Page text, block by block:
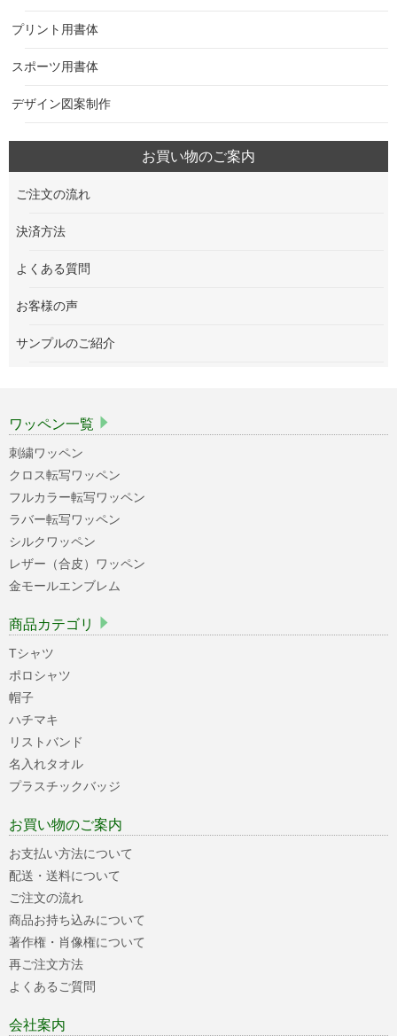
プリント用書体
スポーツ用書体
デザイン図案制作
お買い物のご案内
ご注文の流れ
決済方法
よくある質問
お客様の声
サンプルのご紹介
ワッペン一覧
刺繍ワッペン
クロス転写ワッペン
フルカラー転写ワッペン
ラバー転写ワッペン
シルクワッペン
レザー（合皮）ワッペン
金モールエンブレム
商品カテゴリ
Tシャツ
ポロシャツ
帽子
ハチマキ
リストバンド
名入れタオル
プラスチックバッジ
お買い物のご案内
お支払い方法について
配送・送料について
ご注文の流れ
商品お持ち込みについて
著作権・肖像権について
再ご注文方法
よくあるご質問
会社案内